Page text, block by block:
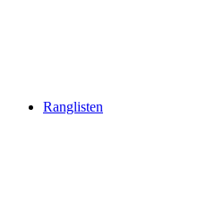
Ranglisten